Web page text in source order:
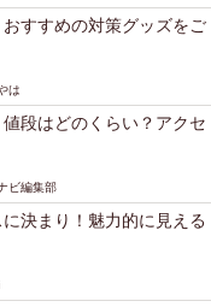
すすめの対策グッズをご
は
段はどのくらい？アクセ
ビ編集部
決まり！魅力的に見える